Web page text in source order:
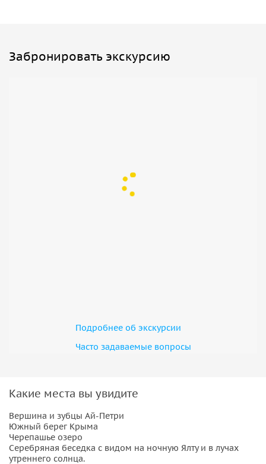
Забронировать экскурсию
Подробнее об экскурсии
Часто задаваемые вопросы
Какие места вы увидите
Вершина и зубцы Ай-Петри
Южный берег Крыма
Черепашье озеро
Серебряная беседка с видом на ночную Ялту и в лучах
утреннего солнца.